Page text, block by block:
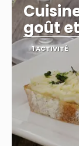
goût
1 ACTIVITÉ